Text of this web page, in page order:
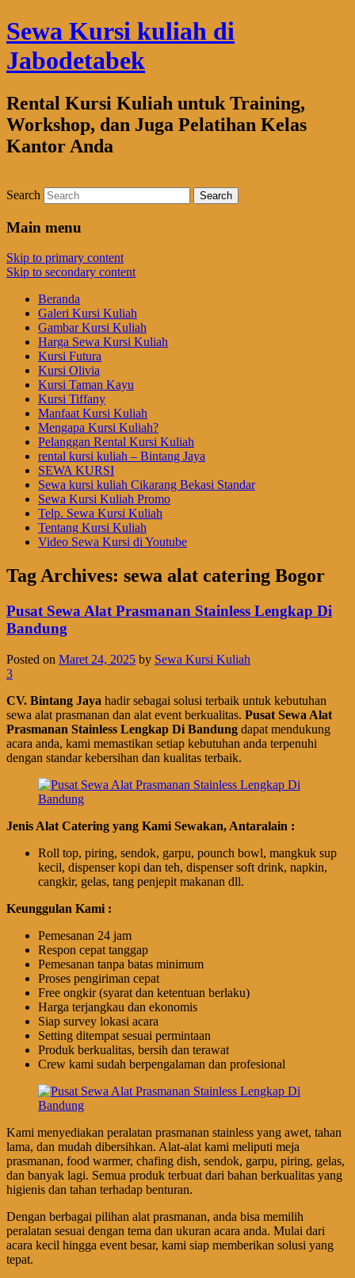
Sewa Kursi kuliah di
Jabodetabek
Rental Kursi Kuliah untuk Training,
Workshop, dan Juga Pelatihan Kelas
Kantor Anda
Search
Main menu
Skip to primary content
Skip to secondary content
Beranda
Galeri Kursi Kuliah
Gambar Kursi Kuliah
Harga Sewa Kursi Kuliah
Kursi Futura
Kursi Olivia
Kursi Taman Kayu
Kursi Tiffany
Manfaat Kursi Kuliah
Mengapa Kursi Kuliah?
Pelanggan Rental Kursi Kuliah
rental kursi kuliah – Bintang Jaya
SEWA KURSI
Sewa kursi kuliah Cikarang Bekasi Standar
Sewa Kursi Kuliah Promo
Telp. Sewa Kursi Kuliah
Tentang Kursi Kuliah
Video Sewa Kursi di Youtube
Tag Archives: sewa alat catering Bogor
Pusat Sewa Alat Prasmanan Stainless Lengkap Di
Bandung
Posted on Maret 24, 2025 by Sewa Kursi Kuliah
3
CV. Bintang Jaya hadir sebagai solusi terbaik untuk kebutuhan
sewa alat prasmanan dan alat event berkualitas. Pusat Sewa Alat
Prasmanan Stainless Lengkap Di Bandung dapat mendukung
acara anda, kami memastikan setiap kebutuhan anda terpenuhi
dengan standar kebersihan dan kualitas terbaik.
Jenis Alat Catering yang Kami Sewakan, Antaralain :
Roll top, piring, sendok, garpu, pounch bowl, mangkuk sup
kecil, dispenser kopi dan teh, dispenser soft drink, napkin,
cangkir, gelas, tang penjepit makanan dll.
Keunggulan Kami :
Pemesanan 24 jam
Respon cepat tanggap
Pemesanan tanpa batas minimum
Proses pengiriman cepat
Free ongkir (syarat dan ketentuan berlaku)
Harga terjangkau dan ekonomis
Siap survey lokasi acara
Setting ditempat sesuai permintaan
Produk berkualitas, bersih dan terawat
Crew kami sudah berpengalaman dan profesional
Kami menyediakan peralatan prasmanan stainless yang awet, tahan
lama, dan mudah dibersihkan. Alat-alat kami meliputi meja
prasmanan, food warmer, chafing dish, sendok, garpu, piring, gelas,
dan banyak lagi. Semua produk terbuat dari bahan berkualitas yang
higienis dan tahan terhadap benturan.
Dengan berbagai pilihan alat prasmanan, anda bisa memilih
peralatan sesuai dengan tema dan ukuran acara anda. Mulai dari
acara kecil hingga event besar, kami siap memberikan solusi yang
tepat.